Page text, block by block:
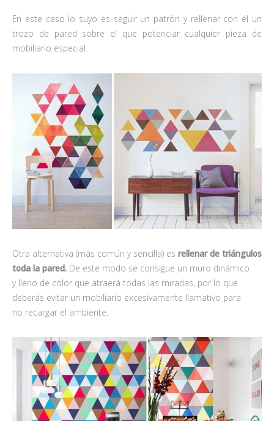
En este caso lo suyo es seguir un patrón y rellenar con él un
trozo de pared sobre el que potenciar cualquier pieza de
mobiliario especial.
Otra alternativa (más común y sencilla) es rellenar de triángulos
toda la pared. De este modo se consigue un muro dinámico
y lleno de color que atraerá todas las miradas, por lo que
deberás evitar un mobiliario excesivamente llamativo para
no recargar el ambiente.